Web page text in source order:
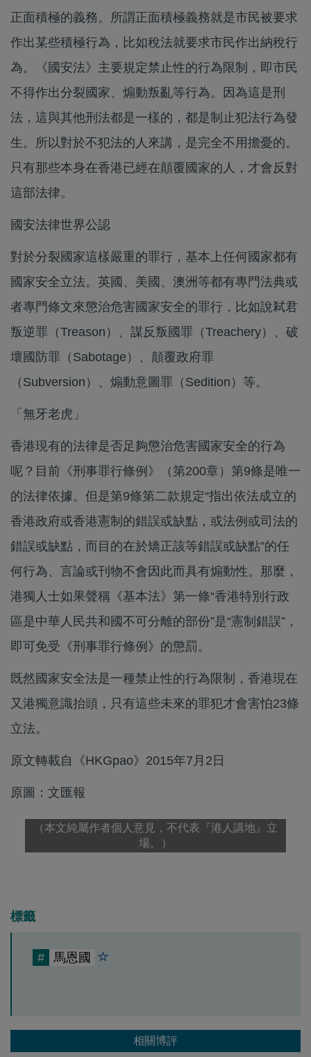
正面積極的義務。所謂正面積極義務就是市民被要求
作出某些積極行為，比如稅法就要求市民作出納稅行
為。《國安法》主要規定禁止性的行為限制，即市民
不得作出分裂國家、煽動叛亂等行為。因為這是刑
法，這與其他刑法都是一樣的，都是制止犯法行為發
生。所以對於不犯法的人來講，是完全不用擔憂的。
只有那些本身在香港已經在顛覆國家的人，才會反對
這部法律。
國安法律世界公認
對於分裂國家這樣嚴重的罪行，基本上任何國家都有
國家安全立法。英國、美國、澳洲等都有專門法典或
者專門條文來懲治危害國家安全的罪行，比如說弒君
叛逆罪（Treason）、謀反叛國罪（Treachery）、破
壞國防罪（Sabotage）、顛覆政府罪
（Subversion）、煽動意圖罪（Sedition）等。
「無牙老虎」
香港現有的法律是否足夠懲治危害國家安全的行為
呢？目前《刑事罪行條例》（第200章）第9條是唯一
的法律依據。但是第9條第二款規定“指出依法成立的
香港政府或香港憲制的錯誤或缺點，或法例或司法的
錯誤或缺點，而目的在於矯正該等錯誤或缺點”的任
何行為、言論或刊物不會因此而具有煽動性。那麼，
港獨人士如果聲稱《基本法》第一條“香港特別行政
區是中華人民共和國不可分離的部份”是“憲制錯誤”，
即可免受《刑事罪行條例》的懲罰。
既然國家安全法是一種禁止性的行為限制，香港現在
又港獨意識抬頭，只有這些未來的罪犯才會害怕23條
立法。
原文轉載自《HKGpao》2015年7月2日
原圖：文匯報
（本文純屬作者個人意見，不代表『港人講地』立
場。）
標籤
# 馬恩國
相關博評